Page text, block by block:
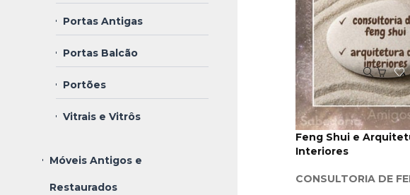
ao
Feng Shui e
Interiores
CONSULTORIA DE
Portas Antigas
Portas Balcão
Portões
Vitrais e Vitrôs
Móveis Antigos e
Restaurados